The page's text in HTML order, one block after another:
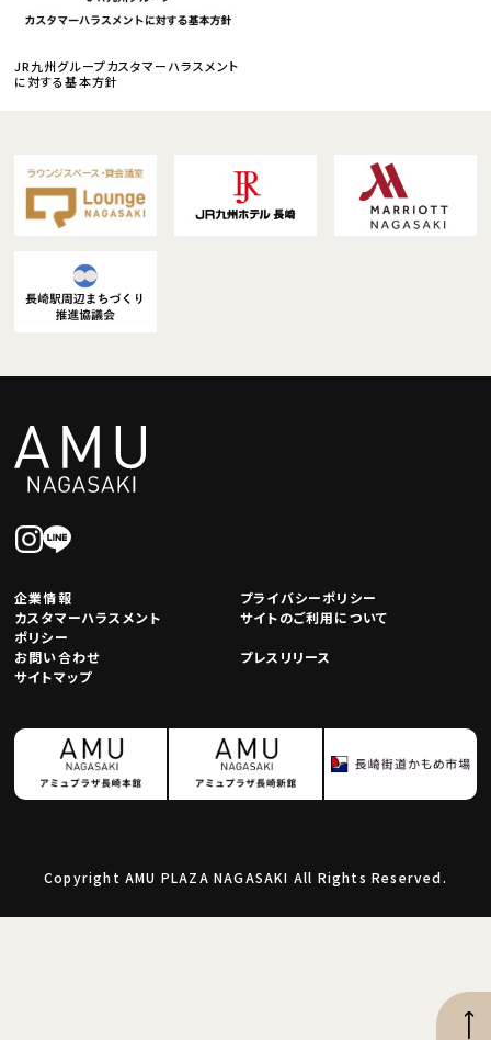
JR九州グループカスタマーハラスメント
に対する基本方針
企業情報
プライバシーポリシー
カスタマーハラスメント
ポリシー
サイトのご利用について
お問い合わせ
プレスリリース
サイトマップ
Copyright AMU PLAZA NAGASAKI All Rights Reserved.